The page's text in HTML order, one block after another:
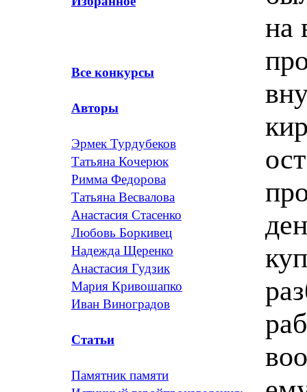
Все конкурсы
Авторы
Эрмек Турдубеков
Татьяна Кочерюк
Римма Федорова
Татьяна Весвалова
Анастасия Стасенко
Любовь Боркивец
Надежда Щеренко
Анастасия Гудзик
Мария Кривошапко
Иван Виноградов
Статьи
Памятник памяти
на